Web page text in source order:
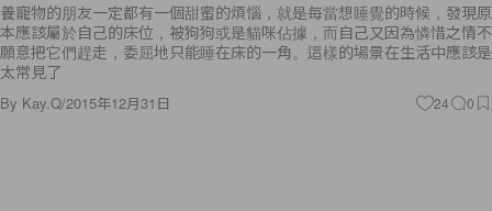
養寵物的朋友一定都有一個甜蜜的煩惱，就是每當想睡覺的時候，發現原
本應該屬於自己的床位，被狗狗或是貓咪佔據，而自己又因為憐惜之情不
願意把它們趕走，委屈地只能睡在床的一角。這樣的場景在生活中應該是
太常見了
By Kay.Q/2015年12月31日 24 0